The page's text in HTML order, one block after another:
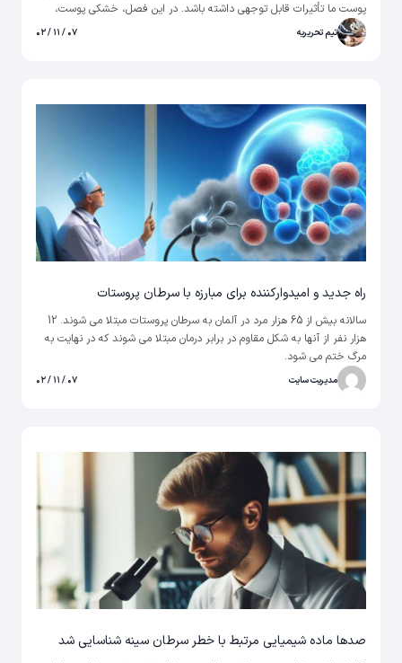
پوست ما تأثیرات قابل توجهی داشته باشد. در این فصل، خشکی پوست،
ترک‌های پوست، خارش و حتی خونریزی بینی از جمله مشکلات شایعی
هستند که ممکن است تجربه کنیم.
تیم تحریریه ۰۷ / ۱۱ / ۰۲
راه جدید و امیدوارکننده برای مبارزه با سرطان پروستات
سالانه بیش از 65 هزار مرد در آلمان به سرطان پروستات مبتلا می شوند. 12
هزار نفر از آنها به شکل مقاوم در برابر درمان مبتلا می شوند که در نهایت به
مرگ ختم می شود.
مدیریت سایت ۰۷ / ۱۱ / ۰۲
صدها ماده شیمیایی مرتبط با خطر سرطان سینه شناسایی شد